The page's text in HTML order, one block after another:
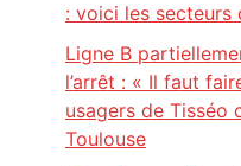
: voici les secteurs
Ligne B
l’arrêt : « Il faut
usagers de Tisséo
Toulouse